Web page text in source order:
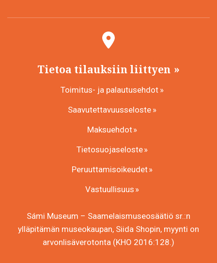
Tietoa tilauksiin liittyen
Toimitus- ja palautusehdot
Saavutettavuusseloste
Maksuehdot
Tietosuojaseloste
Peruuttamisoikeudet
Vastuullisuus
Sámi Museum – Saamelaismuseosäätiö sr.:n
ylläpitämän museokaupan, Siida Shopin, myynti on
arvonlisäverotonta (KHO 2016:128.)